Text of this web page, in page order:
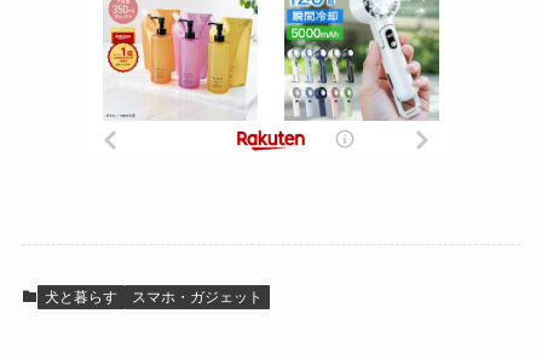
犬と暮らす スマホ・ガジェット